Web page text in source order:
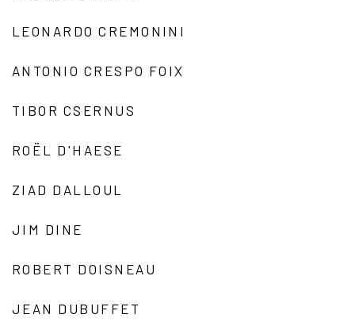
LEONARDO CREMONINI
ANTONIO CRESPO FOIX
TIBOR CSERNUS
ROËL D'HAESE
ZIAD DALLOUL
JIM DINE
ROBERT DOISNEAU
JEAN DUBUFFET